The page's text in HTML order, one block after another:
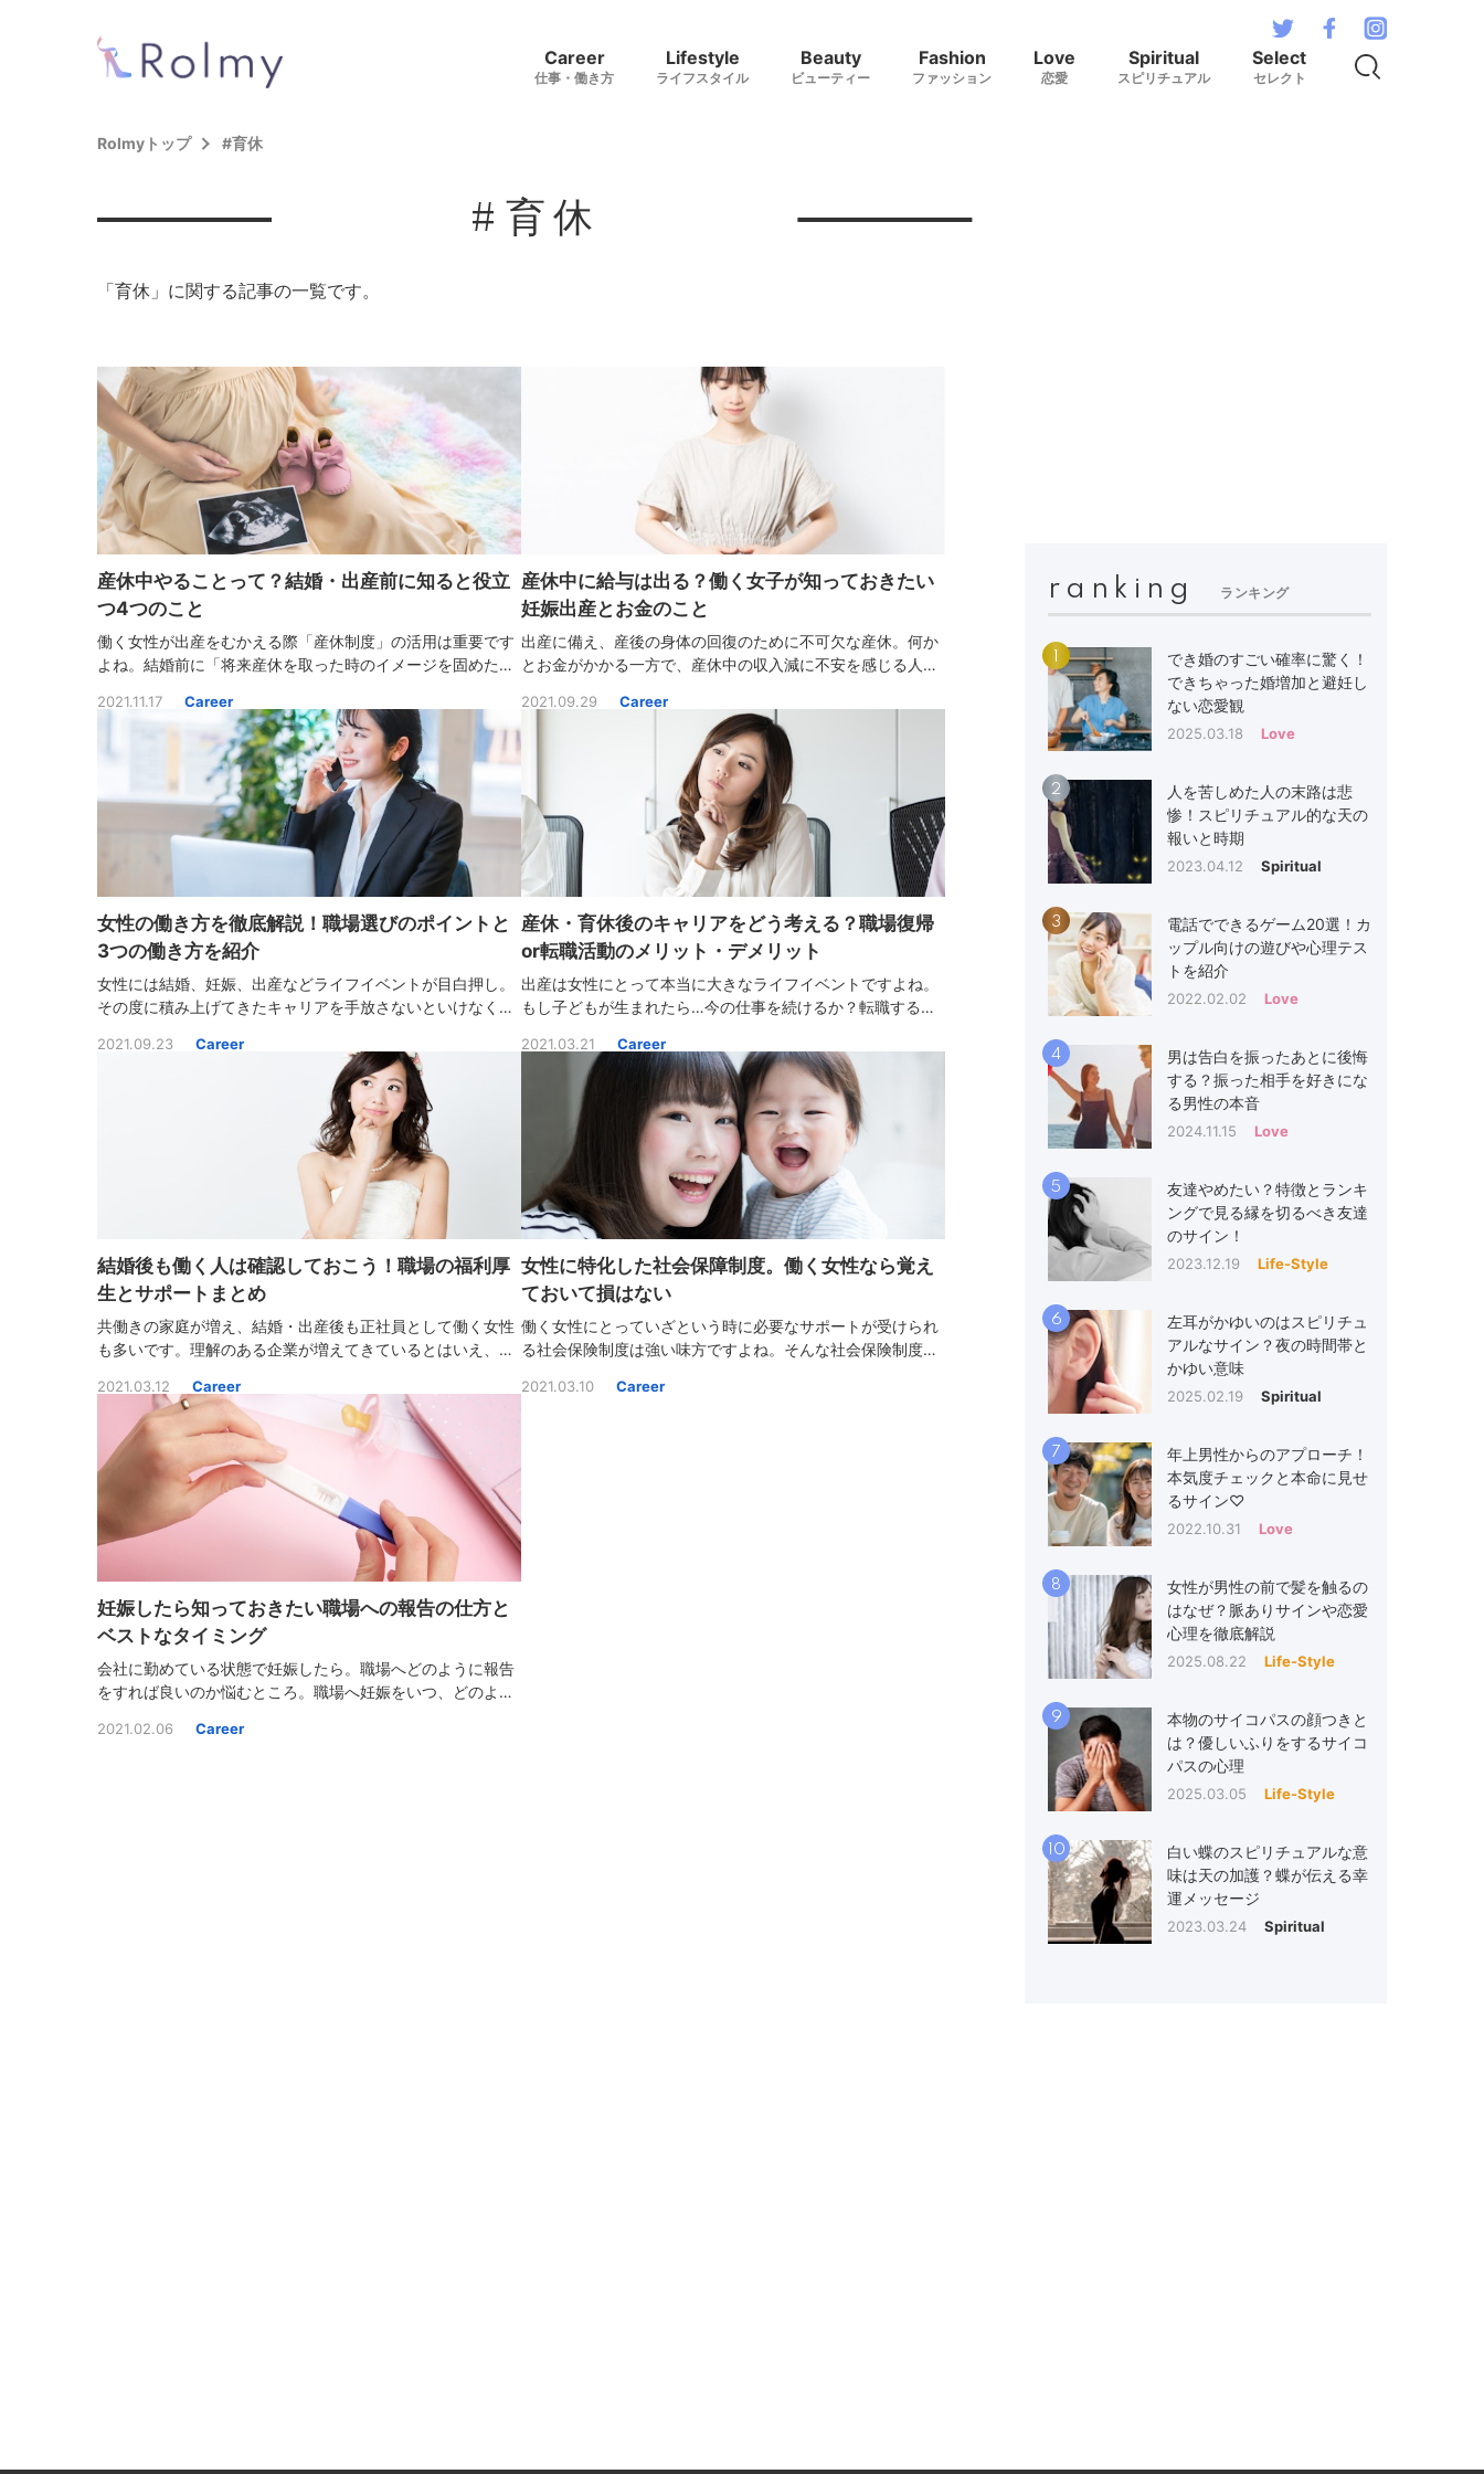
Career
仕事・働き方
Lifestyle
ライフスタイル
Beauty
ビューティー
Fashion
ファッション
Love
恋愛
Spiritual
スピリチュアル
Select
セレクト
Rolmyトップ #育休
#育休
「育休」に関する記事の一覧です。
産休中やることって？結婚・出産前に知ると役立
つ4つのこと
働く女性が出産をむかえる際「産休制度」の活用は重要です
よね。結婚前に「将来産休を取った時のイメージを固めた
心得ておくと役に立つ「産休中にやること」や、先輩達の声
をご紹介します。
2021.11.17 Career
産休中に給与は出る？働く女子が知っておきたい
妊娠出産とお金のこと
出産に備え、産後の身体の回復のために不可欠な産休。何か
とお金がかかる一方で、産休中の収入減に不安を感じる人も
お金は？今回は近い将来に妊娠・出産を控える女子にも知っ
2021.09.29 Career
女性の働き方を徹底解説！職場選びのポイントと
3つの働き方を紹介
女性には結婚、妊娠、出産などライフイベントが目白押し。
その度に積み上げてきたキャリアを手放さないといけなくな
あります。ライフイベントに寄り添った働き方やライフワー
クバランスのとれた働き方を見つけましょう。
2021.09.23 Career
産休・育休後のキャリアをどう考える？職場復帰
or転職活動のメリット・デメリット
出産は女性にとって本当に大きなライフイベントですよね。
もし子どもが生まれたら…今の仕事を続けるか？転職する
た場合”と”転職活動した場合”のメリット・デメリットを紹介
2021.03.21 Career
結婚後も働く人は確認しておこう！職場の福利厚
生とサポートまとめ
共働きの家庭が増え、結婚・出産後も正社員として働く女性
も多いです。理解のある企業が増えてきているとはいえ、福
働くために、結婚・出産・復帰までに活用できる職場の福利
厚生やサポートをご紹介します。
2021.03.12 Career
女性に特化した社会保障制度。働く女性なら覚え
ておいて損はない
働く女性にとっていざという時に必要なサポートが受けられ
る社会保険制度は強い味方ですよね。そんな社会保険制度の
「働く女性なら覚えておいて損はない、女性に特化した社会
2021.03.10 Career
妊娠したら知っておきたい職場への報告の仕方と
ベストなタイミング
会社に勤めている状態で妊娠したら。職場へどのように報告
をすれば良いのか悩むところ。職場へ妊娠をいつ、どのよう
いて考えてみましょう。
2021.02.06 Career
ranking ランキング
でき婚のすごい確率に驚く！
できちゃった婚増加と避妊し
ない恋愛観
2025.03.18 Love
2
人を苦しめた人の末路は悲
惨！スピリチュアル的な天の
報いと時期
2023.04.12 Spiritual
3
電話でできるゲーム20選！カ
ップル向けの遊びや心理テス
トを紹介
2022.02.02 Love
4
男は告白を振ったあとに後悔
する？振った相手を好きにな
る男性の本音
2024.11.15 Love
5
友達やめたい？特徴とランキ
ングで見る縁を切るべき友達
のサイン！
2023.12.19 Life-Style
6
左耳がかゆいのはスピリチュ
アルなサイン？夜の時間帯と
かゆい意味
2025.02.19 Spiritual
7
年上男性からのアプローチ！
本気度チェックと本命に見せ
るサイン♡
2022.10.31 Love
8
女性が男性の前で髪を触るの
はなぜ？脈ありサインや恋愛
心理を徹底解説
2025.08.22 Life-Style
9
本物のサイコパスの顔つきと
は？優しいふりをするサイコ
パスの心理
2025.03.05 Life-Style
10
白い蝶のスピリチュアルな意
味は天の加護？蝶が伝える幸
運メッセージ
2023.03.24 Spiritual